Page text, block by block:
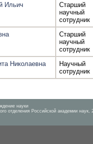
Ильич
Старший
научный
сотрудник
Старший
научный
сотрудник
Николаевна
Научный
сотрудник
науки
отделения Российской академии наук,